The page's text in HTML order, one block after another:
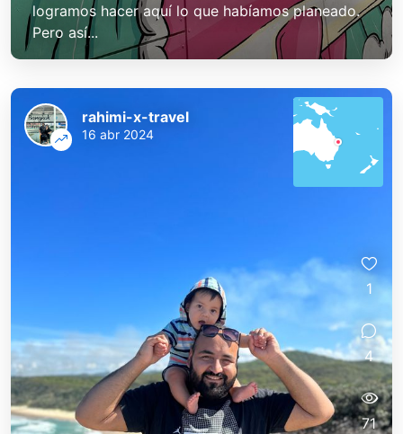
logramos hacer aquí lo que habíamos planeado.
Pero así...
rahimi-x-travel
16 abr 2024
1
4
71